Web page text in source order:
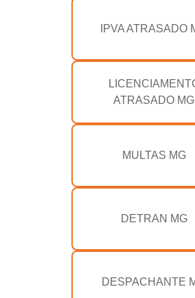
IPVA ATRASADO
ATRASADO MG
MULTAS MG
DETRAN MG
DESPACHANTE